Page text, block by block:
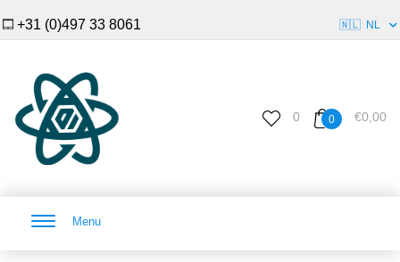
+31 (0)497 33 8061 🇳🇱 NL
0 0 €0,00
Menu